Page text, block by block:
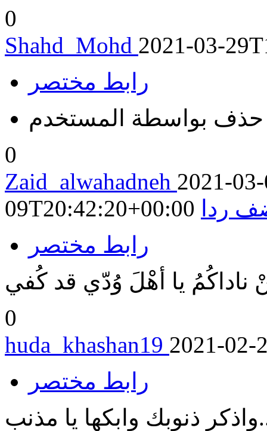
0
Shahd_Mohd 2021-03-
رابط مختصر
حذف بواسطة المستخدم
0
Zaid_alwahadneh 2021-
09T20:42:20+00:00 ردا
رابط مختصر
ناداكُمُ يا أهْلَ وُدّي قد كُفي
0
huda_khashan19 2021-02-
رابط مختصر
ذنوبك وابكها يا مذنب